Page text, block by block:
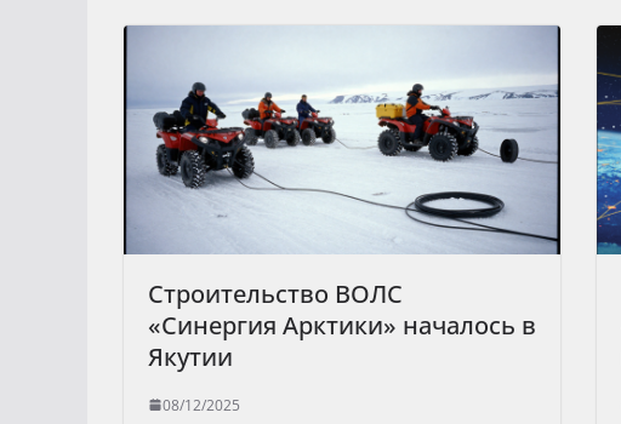
Строительство ВОЛС
«Синергия Арктики» началось в
Якутии
08/12/2025